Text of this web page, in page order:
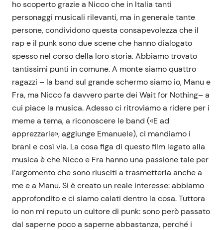
ho scoperto grazie a Nicco che in Italia tanti
personaggi musicali rilevanti, ma in generale tante
persone, condividono questa consapevolezza che il
rap e il punk sono due scene che hanno dialogato
spesso nel corso della loro storia. Abbiamo trovato
tantissimi punti in comune. A monte siamo quattro
ragazzi – la band sul grande schermo siamo io, Manu e
Fra, ma Nicco fa davvero parte dei Wait for Nothing– a
cui piace la musica. Adesso ci ritroviamo a ridere per i
meme a tema, a riconoscere le band («E ad
apprezzarle», aggiunge Emanuele), ci mandiamo i
brani e così via. La cosa figa di questo film legato alla
musica è che Nicco e Fra hanno una passione tale per
l’argomento che sono riusciti a trasmetterla anche a
me e a Manu. Si è creato un reale interesse: abbiamo
approfondito e ci siamo calati dentro la cosa. Tuttora
io non mi reputo un cultore di punk: sono però passato
dal saperne poco a saperne abbastanza, perché i